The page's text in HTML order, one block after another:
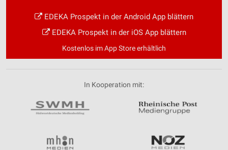
EDEKA Prospekt in der Android App blättern
EDEKA Prospekt in der iOS App blättern
Kostenlos im App Store erhältlich
In Kooperation mit: